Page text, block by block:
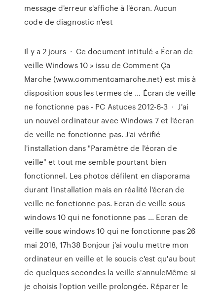
message d'erreur s'affiche à l'écran. Aucun
code de diagnostic n'est
Il y a 2 jours · Ce document intitulé « Écran de
veille Windows 10 » issu de Comment Ça
Marche (www.commentcamarche.net) est mis à
disposition sous les termes de … Écran de veille
ne fonctionne pas - PC Astuces 2012-6-3 · J'ai
un nouvel ordinateur avec Windows 7 et l'écran
de veille ne fonctionne pas. J'ai vérifié
l'installation dans "Paramètre de l'écran de
veille" et tout me semble pourtant bien
fonctionnel. Les photos défilent en diaporama
durant l'installation mais en réalité l'écran de
veille ne fonctionne pas. Ecran de veille sous
windows 10 qui ne fonctionne pas ... Ecran de
veille sous windows 10 qui ne fonctionne pas 26
mai 2018, 17h38 Bonjour j'ai voulu mettre mon
ordinateur en veille et le soucis c'est qu'au bout
de quelques secondes la veille s'annuleMême si
je choisis l'option veille prolongée. Réparer le